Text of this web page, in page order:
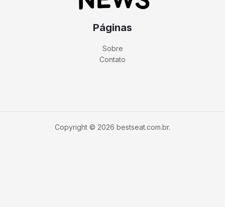
Páginas
Sobre
Contato
Copyright © 2026 bestseat.com.br.